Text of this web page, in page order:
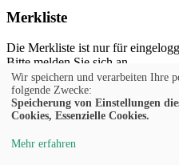
Merkliste
Die Merkliste ist nur für
Bitte melden Sie sich an.
Anmelden
Noch kein Konto?
Wir speichern und verarbeiten Ihre
folgende Zwecke:
Speicherung von Einstellungen
Cookies, Essenzielle Cookies.
Mehr erfahren